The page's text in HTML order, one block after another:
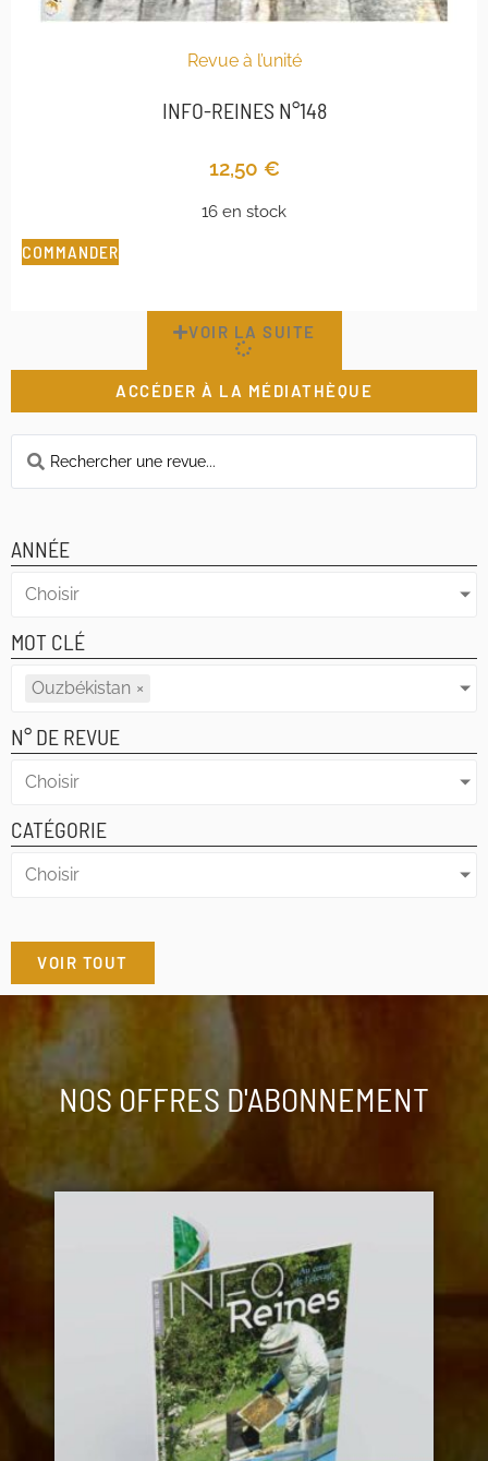
ACCÉDER À LA MÉDIATHÈQUE
ANNÉE
Choisir
MOT CLÉ
Ouzbékistan ×
N° DE REVUE
Choisir
CATÉGORIE
Choisir
VOIR TOUT
Revue à l’unité
INFO-REINES N°148
12,50 €
16 en stock
COMMANDER
VOIR LA SUITE
NOS OFFRES D'ABONNEMENT